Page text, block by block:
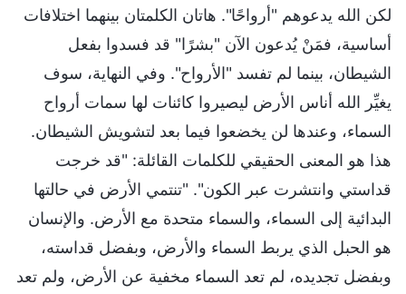
لكن الله يدعوهم "أرواحًا". هاتان الكلمتان بينهما اختلافات
أساسية، فمَنْ يُدعون الآن "بشرًا" قد فسدوا بفعل
الشيطان، بينما لم تفسد "الأرواح". وفي النهاية، سوف
يغيِّر الله أناس الأرض ليصيروا كائنات لها سمات أرواح
السماء، وعندها لن يخضعوا فيما بعد لتشويش الشيطان.
هذا هو المعنى الحقيقي للكلمات القائلة: "قد خرجت
قداستي وانتشرت عبر الكون". "تنتمي الأرض في حالتها
البدائية إلى السماء، والسماء متحدة مع الأرض. والإنسان
هو الحبل الذي يربط السماء والأرض، وبفضل قداسته،
وبفضل تجديده، لم تعد السماء مخفية عن الأرض، ولم تعد